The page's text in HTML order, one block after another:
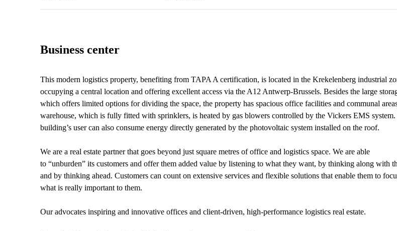
Business center
This modern logistics property, benefiting from TAPA A certification, is located in the Krekelenberg industrial
occupying a central location and offering excellent access via the A12 Antwerp-Brussels. Besides the large
which offers limited options for dividing the space, the property has spacious office facilities and communal
warehouse, which is fully fitted with sprinklers, is heated by gas blowers controlled by the Vickers EMS
building’s user can also consume energy directly generated by the photovoltaic system installed on the roof.
We are a real estate partner that goes beyond just square metres of office and logistics space. We are able
to “unburden” its customers and offer them added value by listening to what they want, by thinking along with
and by thinking ahead. Customers can count on extensive services and flexible solutions that enable them to
what is really important to them.
Our advocates inspiring and innovative offices and client-driven, high-performance logistics real estate.